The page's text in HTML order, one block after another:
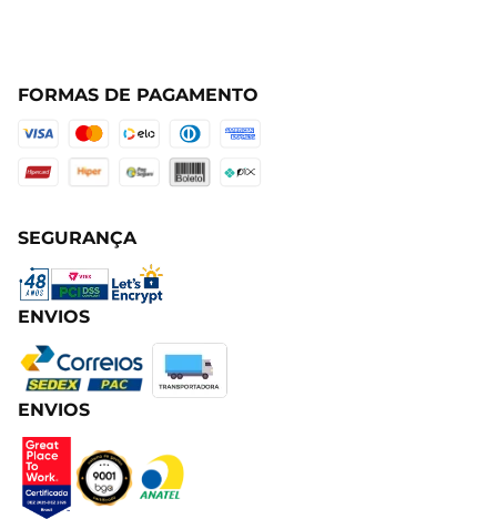
FORMAS DE PAGAMENTO
SEGURANÇA
ENVIOS
ENVIOS